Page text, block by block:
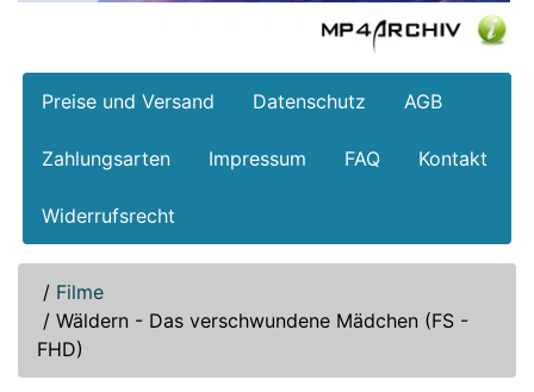
Preise und Versand Datenschutz AGB
Zahlungsarten Impressum FAQ Kontakt
Widerrufsrecht
/ Filme
/ Wäldern - Das verschwundene Mädchen (FS -
FHD)